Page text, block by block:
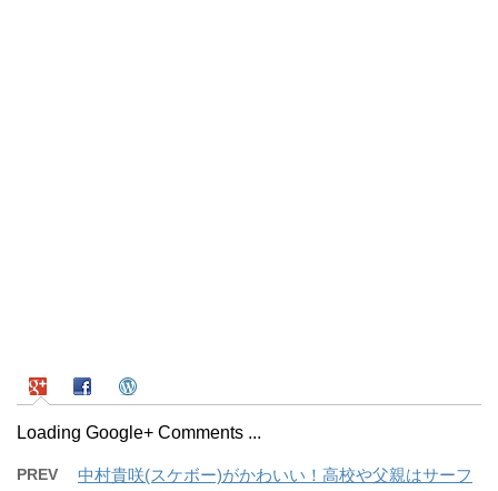
Loading Google+ Comments ...
PREV
中村貴咲(スケボー)がかわいい！高校や父親はサーフ